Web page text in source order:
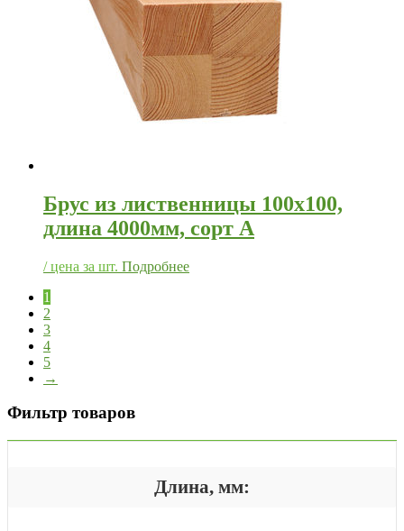
Брус из лиственницы 100х100,
длина 4000мм, сорт А
/ цена за шт. Подробнее
1
2
3
4
5
→
Фильтр товаров
Длина, мм: